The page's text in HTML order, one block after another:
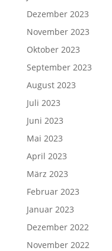
Dezember 2023
November 2023
Oktober 2023
September 2023
August 2023
Juli 2023
Juni 2023
Mai 2023
April 2023
März 2023
Februar 2023
Januar 2023
Dezember 2022
November 2022